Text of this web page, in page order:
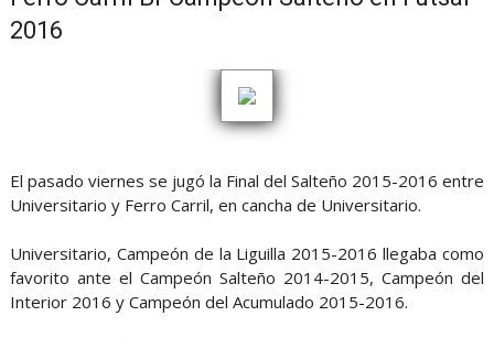
2016
El pasado viernes se jugó la Final del Salteño 2015-2016 entre
Universitario y Ferro Carril, en cancha de Universitario.
Universitario, Campeón de la Liguilla 2015-2016 llegaba como
favorito ante el Campeón Salteño 2014-2015, Campeón del
Interior 2016 y Campeón del Acumulado 2015-2016.